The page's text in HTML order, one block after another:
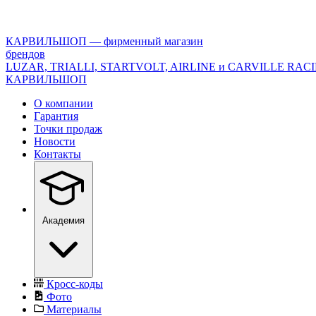
version="1.0"
encoding="utf-
8"?
>
КАРВИЛЬШОП — фирменный магазин
брендов
LUZAR, TRIALLI, STARTVOLT, AIRLINE и CARVILLE
КАРВИЛЬШОП
О компании
Гарантия
Точки продаж
Новости
Контакты
Академия
Кросс-коды
Фото
Материалы